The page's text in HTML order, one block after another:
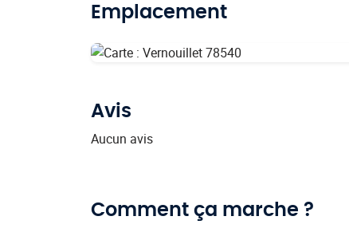
Emplacement
Avis
Aucun avis
Comment ça marche ?